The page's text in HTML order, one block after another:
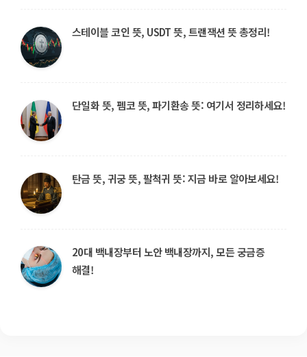
스테이블 코인 뜻, USDT 뜻, 트랜잭션 뜻 총정리!
단일화 뜻, 펨코 뜻, 파기환송 뜻: 여기서 정리하세요!
탄금 뜻, 귀궁 뜻, 팔척귀 뜻: 지금 바로 알아보세요!
20대 백내장부터 노안 백내장까지, 모든 궁금증
해결!